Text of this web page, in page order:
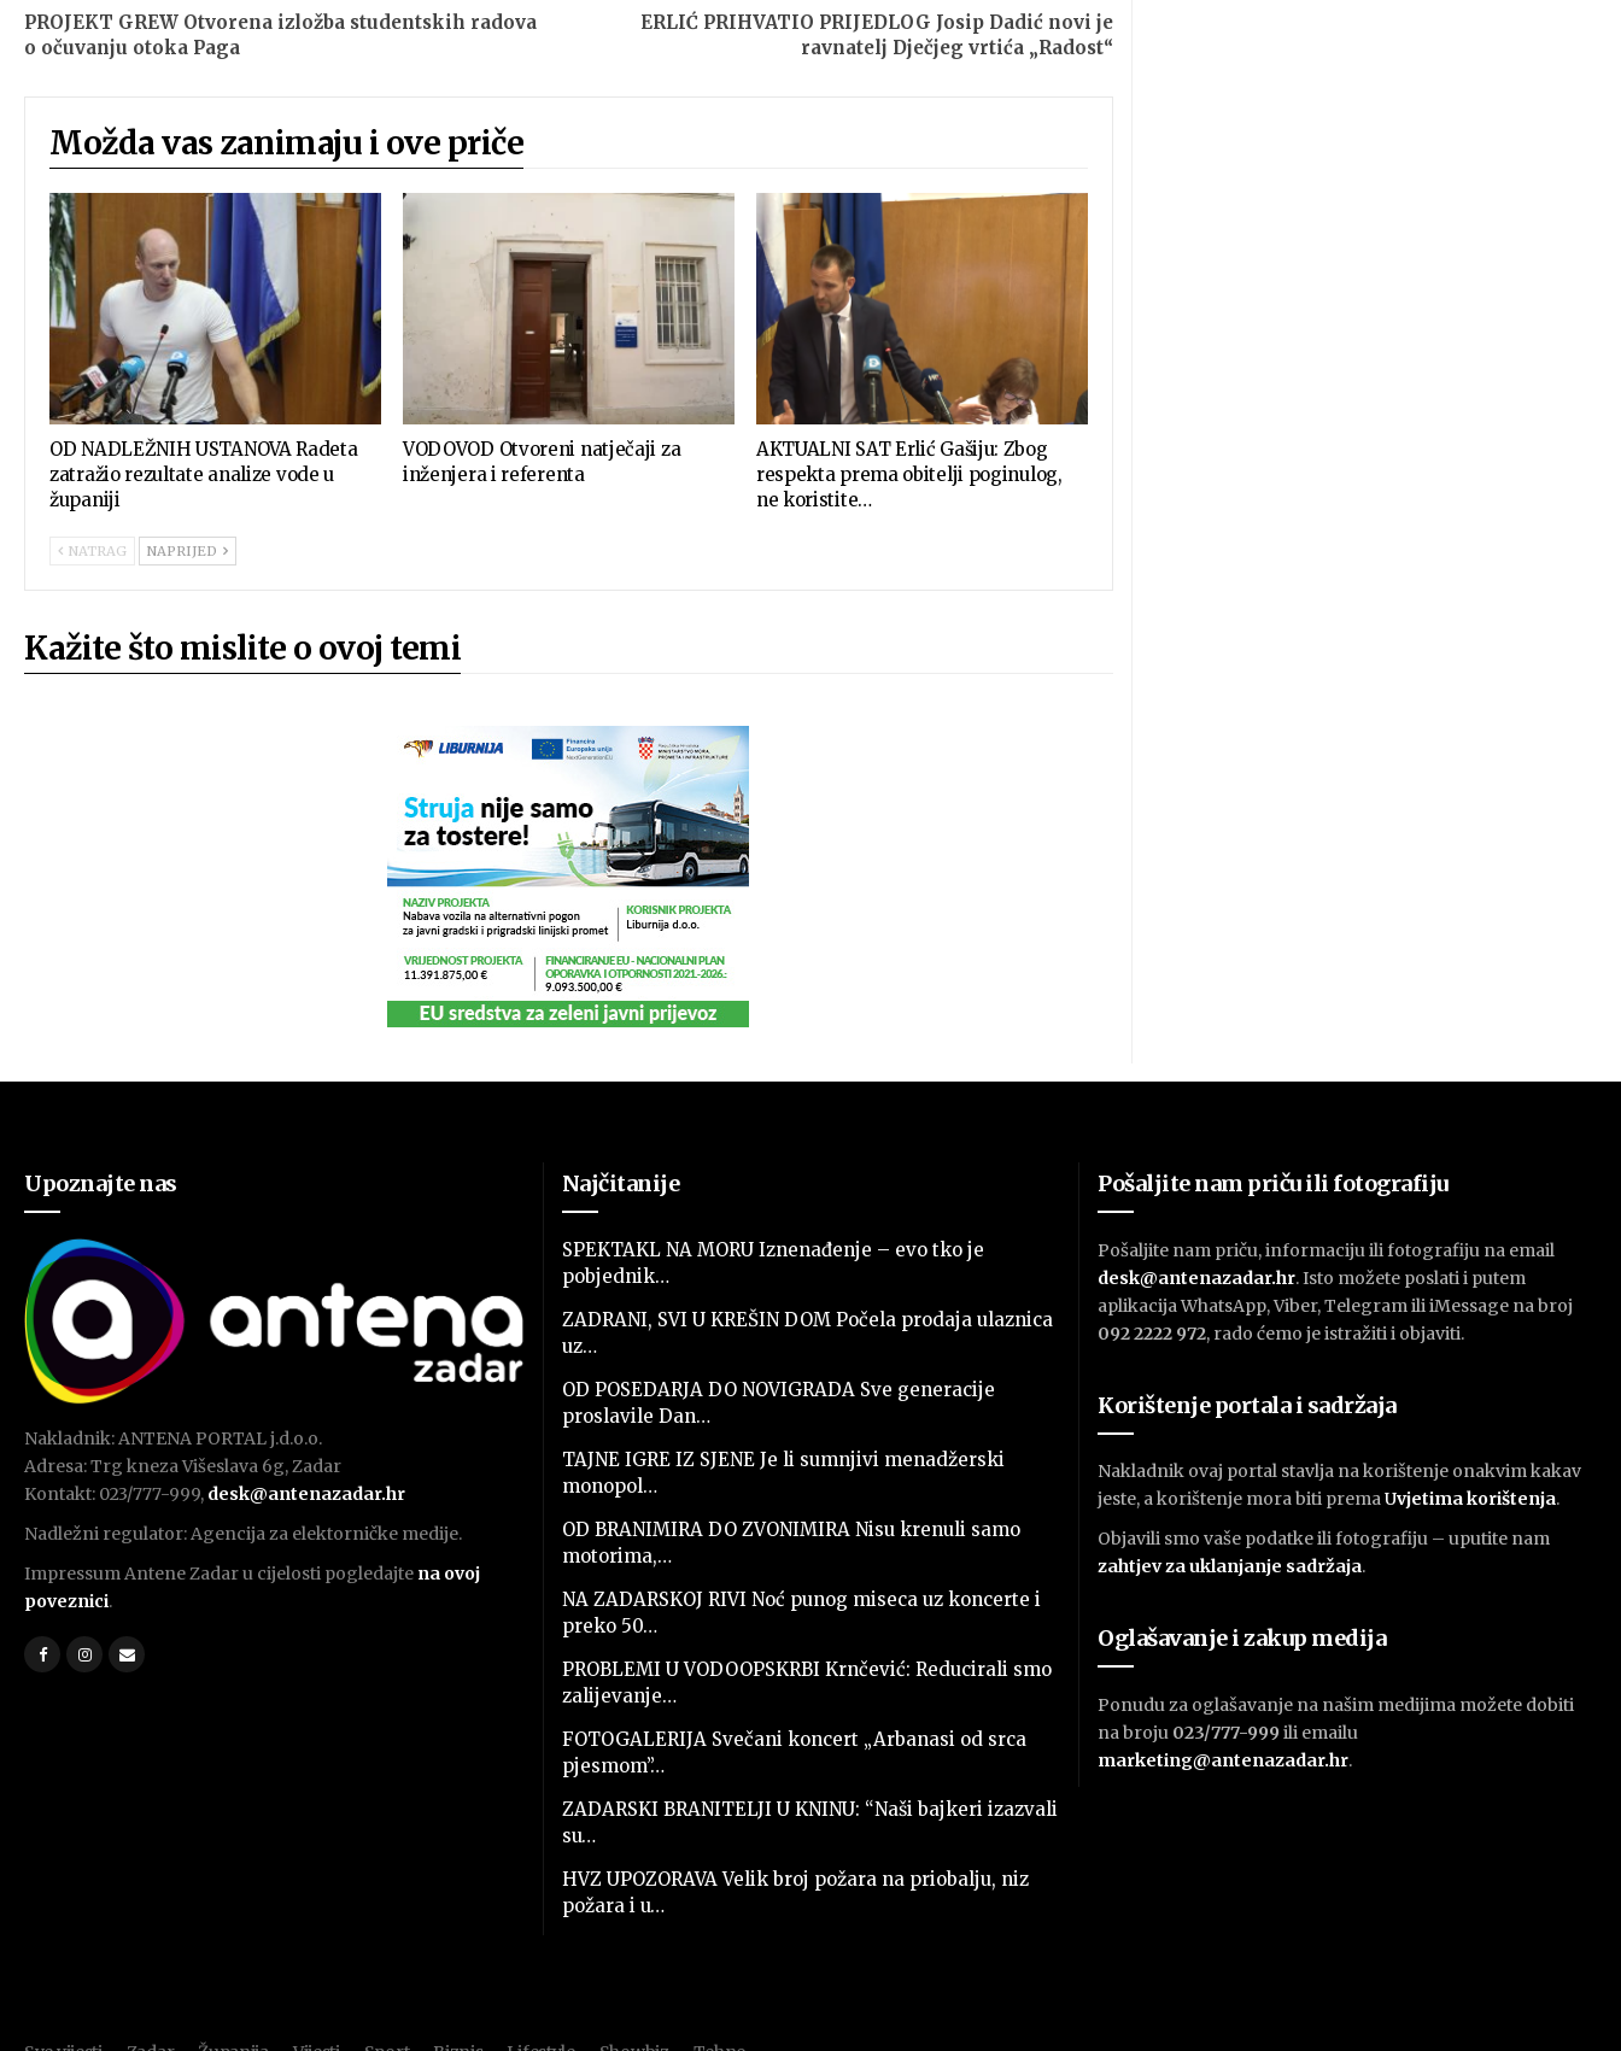
PROJEKT GREW Otvorena izložba studentskih radova
o očuvanju otoka Paga
ERLIĆ PRIHVATIO PRIJEDLOG Josip Dadić novi je
ravnatelj Dječjeg vrtića „Radost“
Možda vas zanimaju i ove priče
OD NADLEŽNIH USTANOVA Radeta
zatražio rezultate analize vode u
županiji
VODOVOD Otvoreni natječaji za
inženjera i referenta
AKTUALNI SAT Erlić Gašiju: Zbog
respekta prema obitelji poginulog,
ne koristite…
NATRAG NAPRIJED
Kažite što mislite o ovoj temi
Upoznajte nas
Nakladnik: ANTENA PORTAL j.d.o.o.
Adresa: Trg kneza Višeslava 6g, Zadar
Kontakt: 023/777-999, desk@antenazadar.hr
Nadležni regulator: Agencija za elektorničke medije.
Impressum Antene Zadar u cijelosti pogledajte na ovoj
poveznici.
Najčitanije
SPEKTAKL NA MORU Iznenađenje – evo tko je
pobjednik…
ZADRANI, SVI U KREŠIN DOM Počela prodaja ulaznica
uz…
OD POSEDARJA DO NOVIGRADA Sve generacije
proslavile Dan…
TAJNE IGRE IZ SJENE Je li sumnjivi menadžerski
monopol…
OD BRANIMIRA DO ZVONIMIRA Nisu krenuli samo
motorima,…
NA ZADARSKOJ RIVI Noć punog miseca uz koncerte i
preko 50…
PROBLEMI U VODOOPSKRBI Krnčević: Reducirali smo
zalijevanje…
FOTOGALERIJA Svečani koncert „Arbanasi od srca
pjesmom”…
ZADARSKI BRANITELJI U KNINU: “Naši bajkeri izazvali
su…
HVZ UPOZORAVA Velik broj požara na priobalju, niz
požara i u…
Pošaljite nam priču ili fotografiju
Pošaljite nam priču, informaciju ili fotografiju na email
desk@antenazadar.hr. Isto možete poslati i putem
aplikacija WhatsApp, Viber, Telegram ili iMessage na broj
092 2222 972, rado ćemo je istražiti i objaviti.
Korištenje portala i sadržaja
Nakladnik ovaj portal stavlja na korištenje onakvim kakav
jeste, a korištenje mora biti premaUvjetima korištenja.
Objavili smo vaše podatke ili fotografiju – uputite nam
zahtjev za uklanjanje sadržaja.
Oglašavanje i zakup medija
Ponudu za oglašavanje na našim medijima možete dobiti
na broju 023/777-999 ili emailu
marketing@antenazadar.hr.